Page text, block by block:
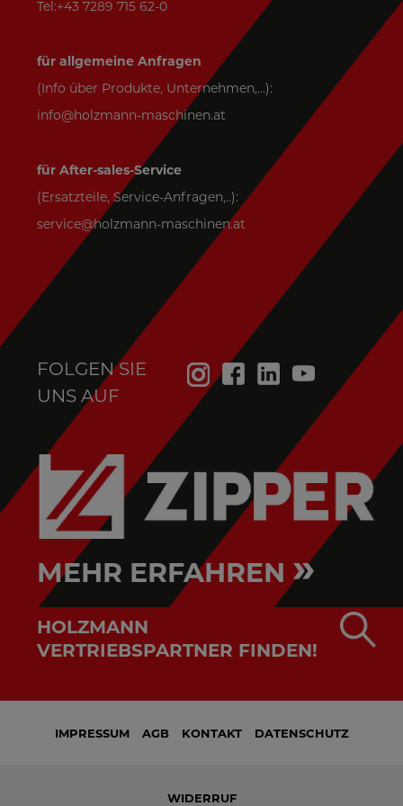
Tel:+43 7289 715 62-0
für allgemeine Anfragen
(Info über Produkte, Unternehmen,...):
info@holzmann-maschinen.at
für After-sales-Service
(Ersatzteile, Service-Anfragen,..):
service@holzmann-maschinen.at
FOLGEN SIE
UNS AUF
MEHR ERFAHREN »
HOLZMANN
VERTRIEBSPARTNER FINDEN!
IMPRESSUM AGB KONTAKT DATENSCHUTZ
WIDERRUF